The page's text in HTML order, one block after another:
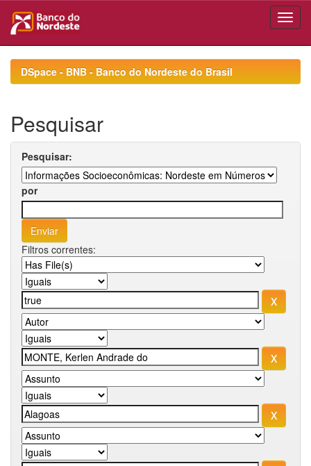
navigationDSpace - BNB - Banco do Nordeste do Brasil
Pesquisar
Pesquisar:
por
Filtros correntes: